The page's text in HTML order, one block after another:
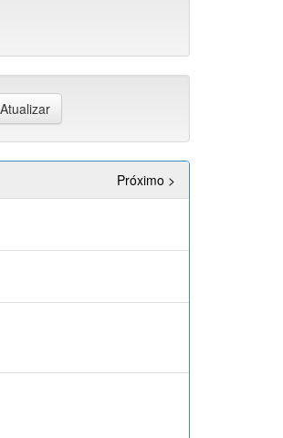
Próximo >